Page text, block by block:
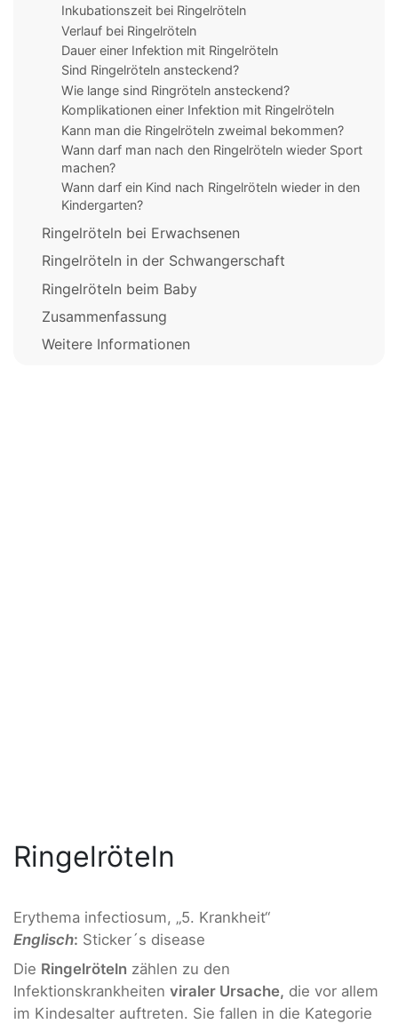
Inkubationszeit bei Ringelröteln
Verlauf bei Ringelröteln
Dauer einer Infektion mit Ringelröteln
Sind Ringelröteln ansteckend?
Wie lange sind Ringröteln ansteckend?
Komplikationen einer Infektion mit Ringelröteln
Kann man die Ringelröteln zweimal bekommen?
Wann darf man nach den Ringelröteln wieder Sport
machen?
Wann darf ein Kind nach Ringelröteln wieder in den
Kindergarten?
Ringelröteln bei Erwachsenen
Ringelröteln in der Schwangerschaft
Ringelröteln beim Baby
Zusammenfassung
Weitere Informationen
Ringelröteln
Erythema infectiosum, „5. Krankheit“
Englisch: Sticker´s disease
Die Ringelröteln zählen zu den
Infektionskrankheiten viraler Ursache, die vor allem
im Kindesalter auftreten. Sie fallen in die Kategorie